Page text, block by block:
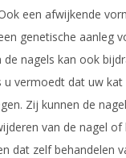
een afwijkende
genetische aanleg
nagels kan ook
vermoedt dat uw
Zij kunnen de
van de nagel
dat zelf behandelen